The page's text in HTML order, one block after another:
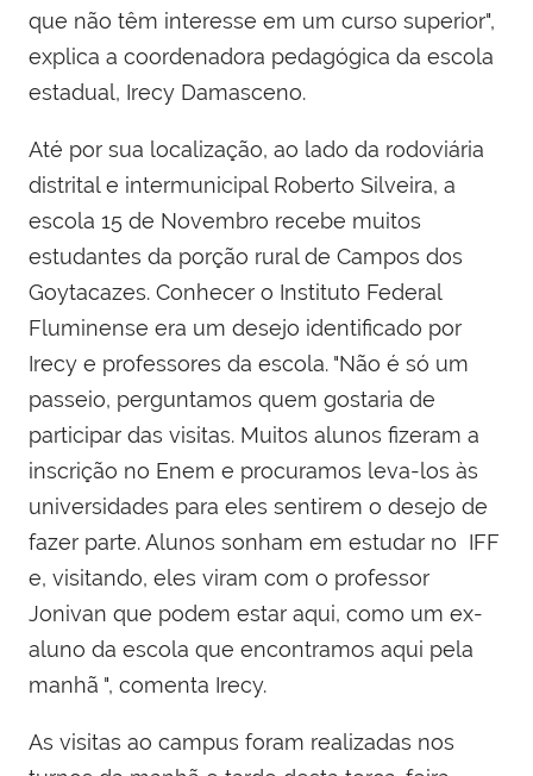
que não têm interesse em um curso superior",
explica a coordenadora pedagógica da escola
estadual, Irecy Damasceno.
Até por sua localização, ao lado da rodoviária
distrital e intermunicipal Roberto Silveira, a
escola 15 de Novembro recebe muitos
estudantes da porção rural de Campos dos
Goytacazes. Conhecer o Instituto Federal
Fluminense era um desejo identificado por
Irecy e professores da escola. "Não é só um
passeio, perguntamos quem gostaria de
participar das visitas. Muitos alunos fizeram a
inscrição no Enem e procuramos leva-los às
universidades para eles sentirem o desejo de
fazer parte. Alunos sonham em estudar no IFF
e, visitando, eles viram com o professor
Jonivan que podem estar aqui, como um ex-
aluno da escola que encontramos aqui pela
manhã ", comenta Irecy.
As visitas ao campus foram realizadas nos